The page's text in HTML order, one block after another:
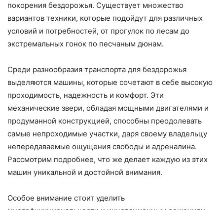
покорения бездорожья. Существует множество
вариантов техники, которые подойдут для различных
условий и потребностей, от прогулок по лесам до
экстремальных гонок по песчаным дюнам.
Среди разнообразия транспорта для бездорожья
выделяются машины, которые сочетают в себе высокую
проходимость, надежность и комфорт. Эти
механические звери, обладая мощными двигателями и
продуманной конструкцией, способны преодолевать
самые непроходимые участки, даря своему владельцу
непередаваемые ощущения свободы и адреналина.
Рассмотрим подробнее, что же делает каждую из этих
машин уникальной и достойной внимания.
Особое внимание стоит уделить